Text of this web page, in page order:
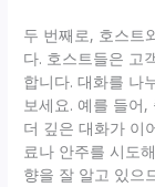
두 번째로, 호스트
다. 호스트들은 고
합니다. 대화를 나
보세요. 예를 들어
더 깊은 대화가 이
료나 안주를 시도
향을 잘 알고 있으